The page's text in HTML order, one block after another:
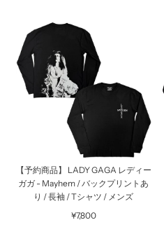
【予約商品】 LADY GAGA レディー
ガガ - Mayhem / バックプリントあ
り / 長袖 / Tシャツ / メンズ
¥7,800